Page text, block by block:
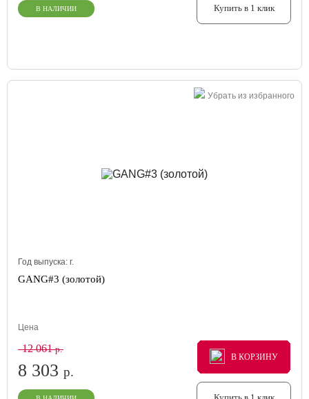
В НАЛИЧИИ Купить в 1 клик
Убрать из избранного
Год выпуска: г.
GANG#3 (золотой)
Цена
12 061р.
8 303 р.
В КОРЗИНУ
В КОРЗИНУ
В КОРЗИНУ